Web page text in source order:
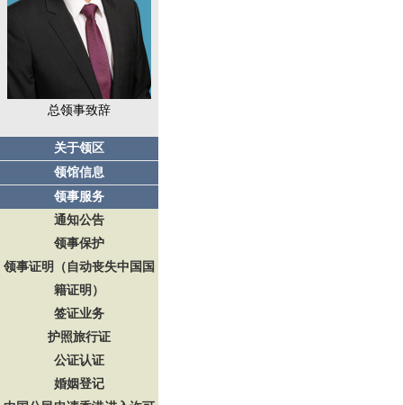
总领事致辞
关于领区
领馆信息
领事服务
通知公告
领事保护
领事证明（自动丧失中国国
籍证明）
签证业务
护照旅行证
公证认证
婚姻登记